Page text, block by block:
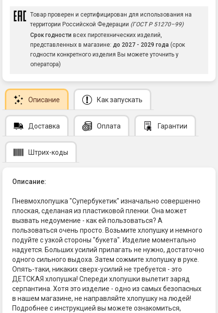
Товар проверен и сертифицирован для использования на
территории Российской Федерации (ГОСТ Р 51270–99)
Срок годности всех пиротехнических изделий,
представленных в магазине: до 2027 - 2029 года (срок
годности конкретного изделия Вы можете уточнить у
оператора)
Описание Как запускать
Доставка Оплата Гарантии
Штрих-коды
Описание:
Пневмохлопушка "Супербукетик" изначально совершенно
плоская, сделаная из пластиковой пленки. Она может
вызвать недоумение - как ей пользоваться? А
пользоваться очень просто. Возьмите хлопушку и немного
подуйте с узкой стороны "букета". Изделие моментально
надуется. Больших усилий прилагать не нужно, достаточно
одного сильного выдоха. Затем сожмите хлопушку в руке.
Опять-таки, никаких сверх-усилий не требуется - это
ДЕТСКАЯ хлопушка! Спереди хлопушки вылетит заряд
серпантина. Хотя это изделие - одно из самых безопасных
в нашем магазине, не направляйте хлопушку на людей!
Подробнее с инструкцией вы можете ознакомиться,